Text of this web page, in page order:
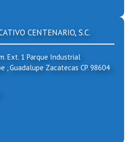
CENTENARIO, S.C.
Ext. 1 Parque Industrial
, Guadalupe Zacatecas CP. 98604